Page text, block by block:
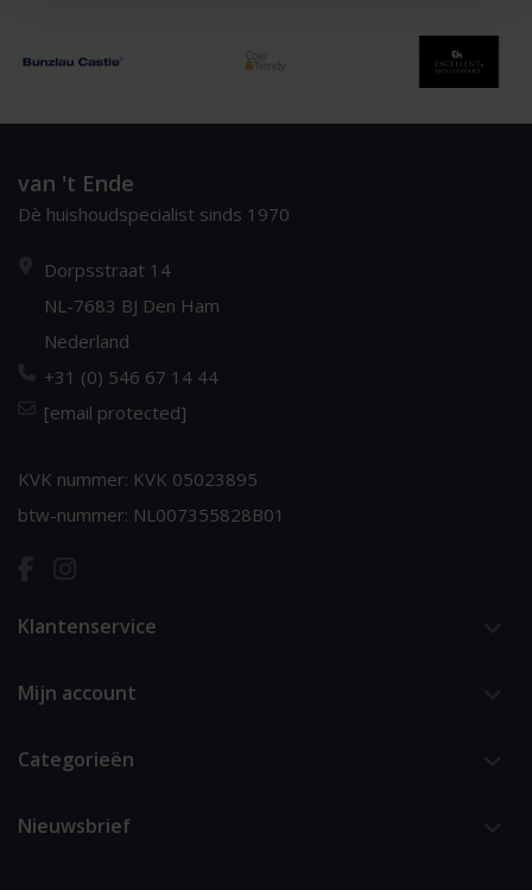
van 't Ende
Dè huishoudspecialist sinds 1970
Dorpsstraat 14
NL-7683 BJ Den Ham
Nederland
+31 (0) 546 67 14 44
[email protected]
KVK nummer: KVK 05023895
btw-nummer: NL007355828B01
Klantenservice
Mijn account
Categorieën
Nieuwsbrief